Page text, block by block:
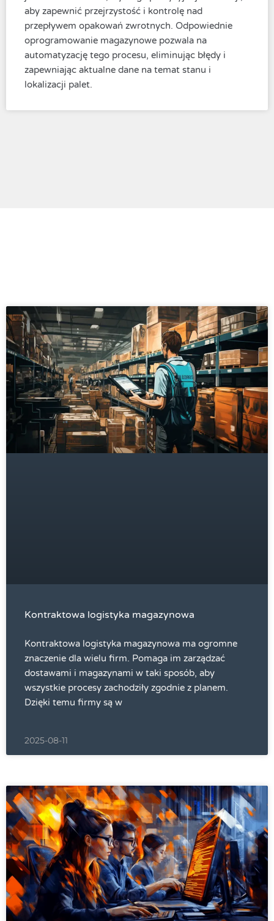
aby zapewnić przejrzystość i kontrolę nad
przepływem opakowań zwrotnych. Odpowiednie
oprogramowanie magazynowe pozwala na
automatyzację tego procesu, eliminując błędy i
zapewniając aktualne dane na temat stanu i
lokalizacji palet.
Kontraktowa logistyka magazynowa
Kontraktowa logistyka magazynowa ma ogromne
znaczenie dla wielu firm. Pomaga im zarządzać
dostawami i magazynami w taki sposób, aby
wszystkie procesy zachodziły zgodnie z planem.
Dzięki temu firmy są w
2025-08-11